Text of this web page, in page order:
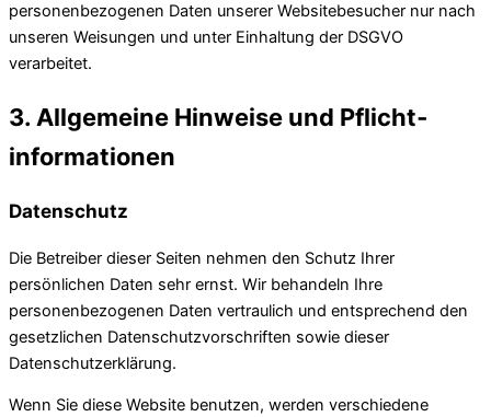
personenbezogenen Daten unserer Websitebesucher nur nach
unseren Weisungen und unter Einhaltung der DSGVO
verarbeitet.
3. Allgemeine Hinweise und Pflicht­
informationen
Datenschutz
Die Betreiber dieser Seiten nehmen den Schutz Ihrer
persönlichen Daten sehr ernst. Wir behandeln Ihre
personenbezogenen Daten vertraulich und entsprechend den
gesetzlichen Datenschutzvorschriften sowie dieser
Datenschutzerklärung.
Wenn Sie diese Website benutzen, werden verschiedene